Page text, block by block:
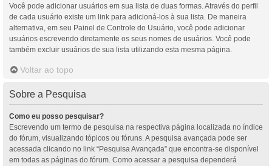
Você pode adicionar usuários em sua lista de duas formas. Através do perfil
de cada usuário existe um link para adicioná-los à sua lista. De maneira
alternativa, em seu Painel de Controle do Usuário, você pode adicionar
usuários escrevendo diretamente os seus nomes de usuários. Você pode
também excluir usuários de sua lista utilizando esta mesma página.
Voltar ao topo
Sobre a Pesquisa
Como eu posso pesquisar?
Escrevendo um termo de pesquisa na respectiva página localizada no índice
do fórum, visualizando tópicos ou fóruns. A pesquisa avançada pode ser
acessada clicando no link “Pesquisa Avançada” que encontra-se disponível
em todas as páginas do fórum. Como acessar a pesquisa dependerá